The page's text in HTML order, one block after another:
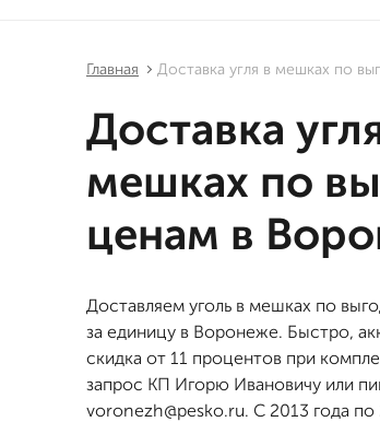
Главная Доставка угля в мешках по
Доставка
мешках по
ценам в
Доставляем уголь в мешках по
за единицу в Воронеже. Быстро,
скидка от 11 процентов при
запрос КП Игорю Ивановичу или
voronezh@pesko.ru. С 2013 года